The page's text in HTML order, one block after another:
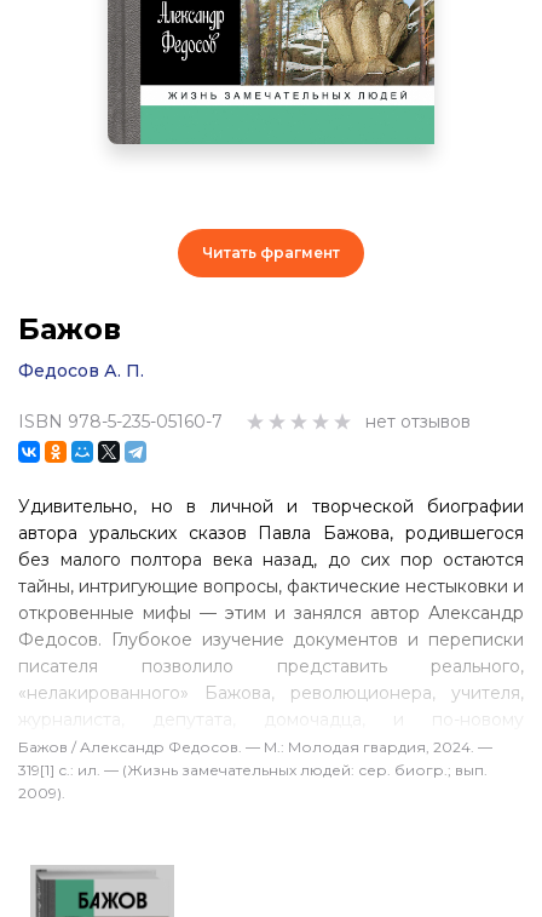
Бажов
Федосов А. П.
ISBN 978-5-235-05160-7 нет отзывов
Удивительно, но в личной и творческой биографии
автора уральских сказов Павла Бажова, родившегося
без малого полтора века назад, до сих пор остаются
тайны, интригующие вопросы, фактические нестыковки и
откровенные мифы — этим и занялся автор Александр
Федосов. Глубокое изучение документов и переписки
писателя позволило представить реального,
«нелакированного» Бажова, революционера, учителя,
журналиста, депутата, домочадца, и по-новому
посмотреть на образы его сказов, популярные во всём
мире.
в основе биографию матери Бажова, выяснит, где могли
встречаться Бажов и Чехов, какие отношения связывали
Бажов / Александр Федосов. — М.: Молодая гвардия, 2024. —
319[1] с.: ил. — (Жизнь замечательных людей: сер. биогр.; вып.
2009).
Читать фрагмент